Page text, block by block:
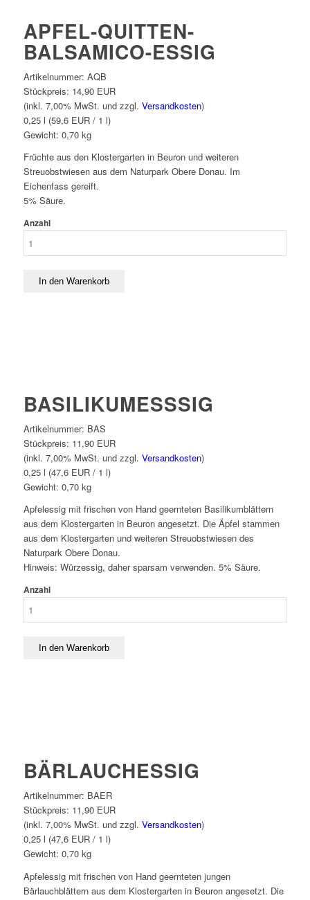
APFEL-QUITTEN-
BALSAMICO-ESSIG
Artikelnummer: AQB
Stückpreis: 14,90 EUR
(inkl. 7,00% MwSt. und zzgl. Versandkosten)
0,25 l (59,6 EUR / 1 l)
Gewicht: 0,70kg
Früchte aus den Klostergarten in Beuron und weiteren
Streuobstwiesen aus dem Naturpark Obere Donau. Im
Eichenfass gereift.
5% Säure.
Anzahl
BASILIKUMESSSIG
Artikelnummer: BAS
Stückpreis: 11,90 EUR
(inkl. 7,00% MwSt. und zzgl. Versandkosten)
0,25 l (47,6 EUR / 1 l)
Gewicht: 0,70kg
Apfelessig mit frischen von Hand geernteten Basilikumblättern
aus dem Klostergarten in Beuron angesetzt. Die Äpfel stammen
aus dem Klostergarten und weiteren Streuobstwiesen des
Naturpark Obere Donau.
Hinweis: Würzessig, daher sparsam verwenden. 5% Säure.
Anzahl
BÄRLAUCHESSIG
Artikelnummer: BAER
Stückpreis: 11,90 EUR
(inkl. 7,00% MwSt. und zzgl. Versandkosten)
0,25 l (47,6 EUR / 1 l)
Gewicht: 0,70kg
Apfelessig mit frischen von Hand geernteten jungen
Bärlauchblättern aus dem Klostergarten in Beuron angesetzt. Die